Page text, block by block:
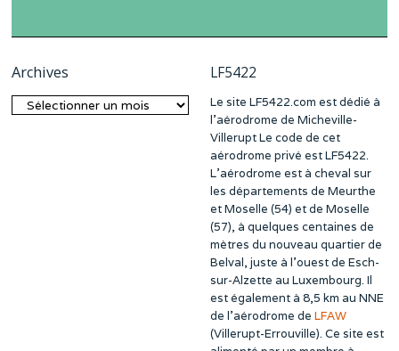
Archives
Archives
LF5422
Le site LF5422.com est dédié à
l’aérodrome de Micheville-
Villerupt Le code de cet
aérodrome privé est LF5422.
L’aérodrome est à cheval sur
les départements de Meurthe
et Moselle (54) et de Moselle
(57), à quelques centaines de
mètres du nouveau quartier de
Belval, juste à l’ouest de Esch-
sur-Alzette au Luxembourg. Il
est également à 8,5 km au NNE
de l’aérodrome de LFAW
(Villerupt-Errouville). Ce site est